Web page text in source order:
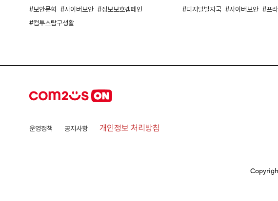
보안문화 사이버보안
정보보호캠페인
컴투스탐구생활
디지털발자국
사이버보안 프
운영정책 공지사항 개인정보 처리방침